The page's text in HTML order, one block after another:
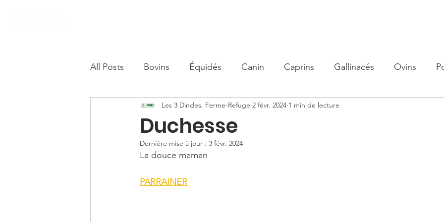
All Posts Bovins Équidés Canin Caprins Gallinacés Ovins
Camélidés
Duchesse
Les 3 Dindes, Ferme-Refuge 2 févr. 2024 1 min de lecture
Dernière mise à jour : 3 févr. 2024
La douce maman
PARRAINER